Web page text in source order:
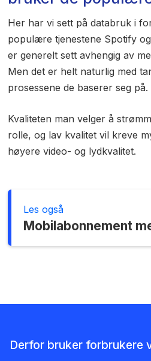
Her har vi sett på databruk i
populære tjenestene Spotify
er generelt sett avhengig av
Men det er helt naturlig med
prosessene de baserer seg på.
Kvaliteten man velger å
rolle, og lav kvalitet vil kreve
høyere video- og lydkvalitet.
Les også
Mobilabonnement
Derfor bruker forbrukere